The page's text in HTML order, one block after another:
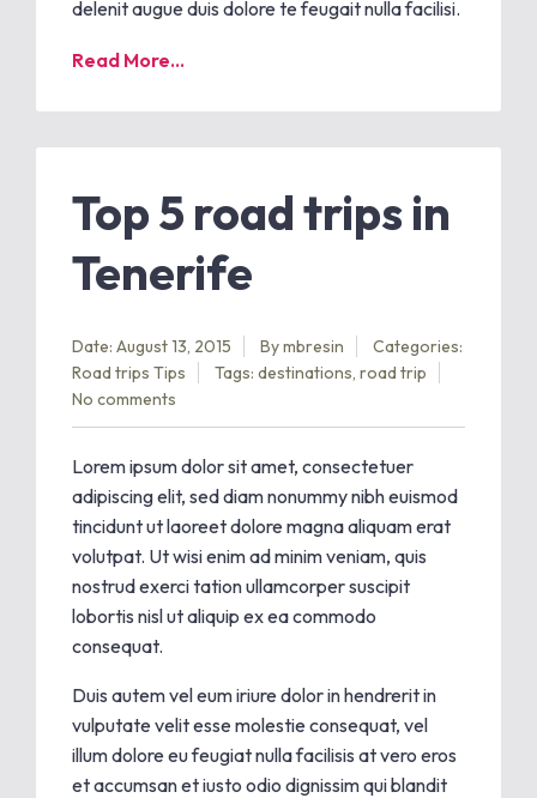
delenit augue duis dolore te feugait nulla facilisi.
Read More...
Top 5 road trips in
Tenerife
Date: August 13, 2015 Bymbresin
Categories:
Road trips Tips Tags: destinations, road trip
No comments
Lorem ipsum dolor sit amet, consectetuer
adipiscing elit, sed diam nonummy nibh euismod
tincidunt ut laoreet dolore magna aliquam erat
volutpat. Ut wisi enim ad minim veniam, quis
nostrud exerci tation ullamcorper suscipit
lobortis nisl ut aliquip ex ea commodo
consequat.
Duis autem vel eum iriure dolor in hendrerit in
vulputate velit esse molestie consequat, vel
illum dolore eu feugiat nulla facilisis at vero eros
et accumsan et iusto odio dignissim qui blandit